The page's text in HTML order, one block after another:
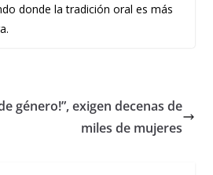
donde la tradición oral es más
género!”, exigen decenas de
miles de mujeres